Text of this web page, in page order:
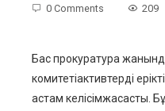
0 Comments
209
Бас прокуратура
комитетіактивтерді
астам келісімжасасты.